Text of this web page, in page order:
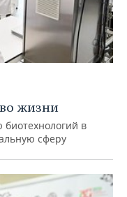
жизни
биотехнологий в
сферу